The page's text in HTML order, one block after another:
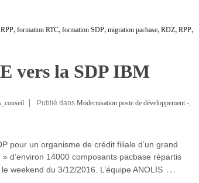
, formation RTC, formation SDP, migration pacbase, RDZ, RPP,
vers la SDP IBM
Publié dans Modernisation poste de développement -,
pour un organisme de crédit filiale d’un grand
d’environ 14000 composants pacbase répartis
weekend du 3/12/2016. L’équipe ANOLIS …